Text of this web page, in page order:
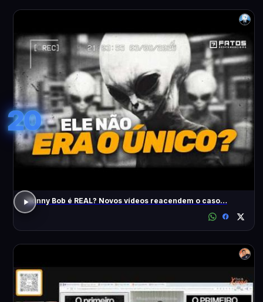
20
Skinny Bob é REAL? Novos vídeos reacendem o caso…